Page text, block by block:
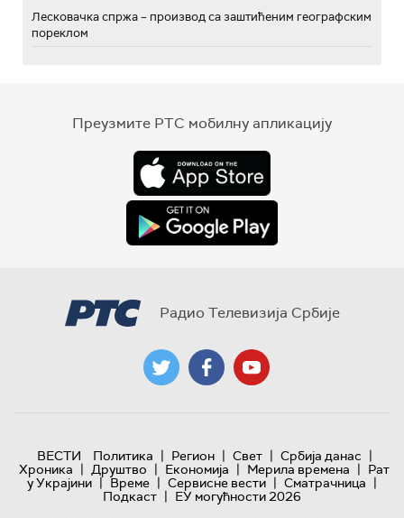
Лесковачка спржа – производ са заштићеним географским
пореклом
Преузмите РТС мобилну апликацију
Радио Телевизија Србије
ВЕСТИ Политика | Регион | Свет | Србија данас |
Хроника | Друштво | Економија | Мерила времена | Рат
у Украјини | Време | Сервисне вести | Сматрачница |
Подкаст | ЕУ могућности 2026